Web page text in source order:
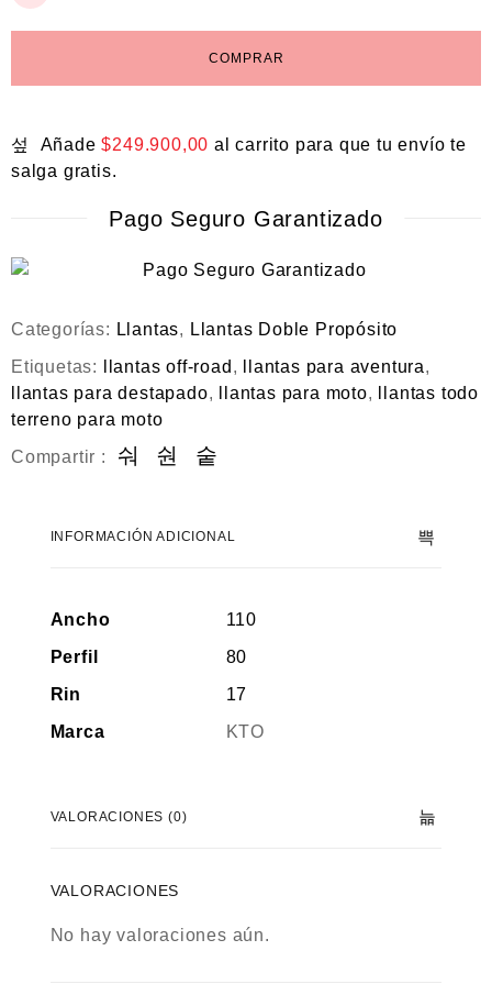
COMPRAR
Añade$249.900,00 al carrito para que tu envío te
salga gratis.
Pago Seguro Garantizado
Categorías: Llantas, Llantas Doble Propósito
Etiquetas:
llantas off-road , llantas para aventura,
llantas para destapado, llantas para moto,
llantas todo
terreno para moto
Compartir :
INFORMACIÓN ADICIONAL
Ancho
110
Perfil
80
Rin
17
Marca
KTO
VALORACIONES (0)
VALORACIONES
No hay valoraciones aún.